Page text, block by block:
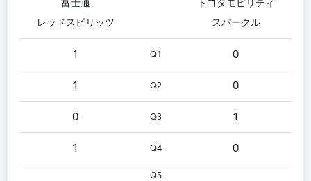
富士通
レッドスピリッツ
トヨタモビリティ
スパークル
1 Q1 0
1 Q2 0
0 Q3 1
1 Q4 0
Q5